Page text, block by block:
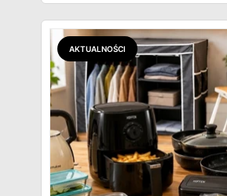
rozpiska: co dokładnie sprzedaje
odpowiedniki u producenta i
się opłaci.
AKTUALNOŚCI